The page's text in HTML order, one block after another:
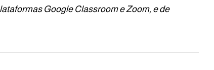
Google Classroom e Zoom, e de